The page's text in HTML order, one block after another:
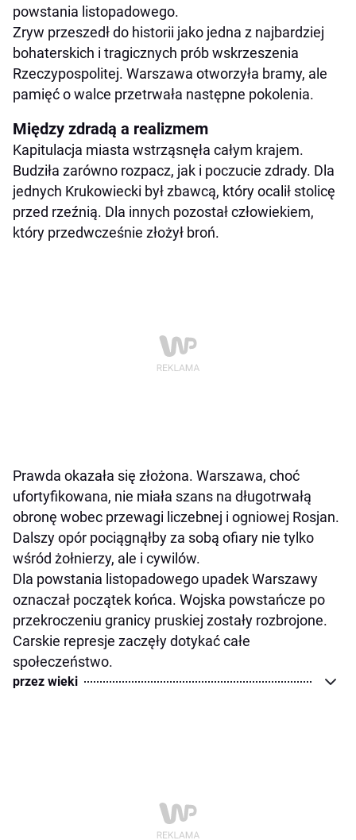
powstania listopadowego.
Zryw przeszedł do historii jako jedna z najbardziej
bohaterskich i tragicznych prób wskrzeszenia
Rzeczypospolitej. Warszawa otworzyła bramy, ale
pamięć o walce przetrwała następne pokolenia.
Między zdradą a realizmem
Kapitulacja miasta wstrząsnęła całym krajem.
Budziła zarówno rozpacz, jak i poczucie zdrady. Dla
jednych Krukowiecki był zbawcą, który ocalił stolicę
przed rzeźnią. Dla innych pozostał człowiekiem,
który przedwcześnie złożył broń.
Prawda okazała się złożona. Warszawa, choć
ufortyfikowana, nie miała szans na długotrwałą
obronę wobec przewagi liczebnej i ogniowej Rosjan.
Dalszy opór pociągnąłby za sobą ofiary nie tylko
wśród żołnierzy, ale i cywilów.
Dla powstania listopadowego upadek Warszawy
oznaczał początek końca. Wojska powstańcze po
przekroczeniu granicy pruskiej zostały rozbrojone.
Carskie represje zaczęły dotykać całe
społeczeństwo.
przez wieki